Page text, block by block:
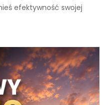
efektywność swojej